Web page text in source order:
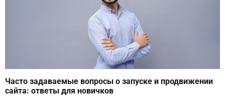
Часто задаваемые вопросы о запуске и продвижении
сайта: ответы для новичков